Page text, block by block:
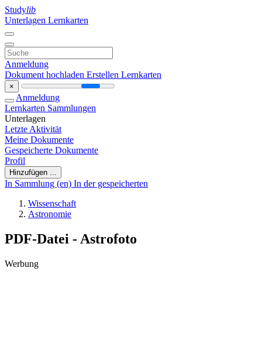
Studylib
Unterlagen Lernkarten
Anmeldung
Dokument hochladen Erstellen Lernkarten
×
Anmeldung
Lernkarten Sammlungen
Unterlagen
Letzte Aktivität
Meine Dokumente
Gespeicherte Dokumente
Profil
Hinzufügen ...
In Sammlung (en) In der gespeicherten
Wissenschaft
Astronomie
PDF-Datei - Astrofoto
Werbung